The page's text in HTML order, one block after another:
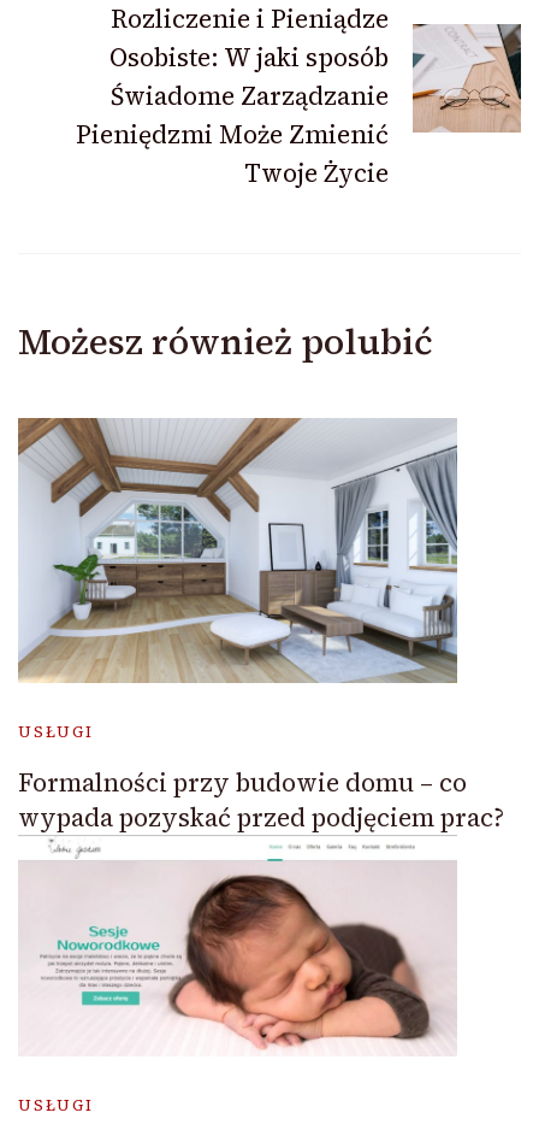
Rozliczenie i Pieniądze
Osobiste: W jaki sposób
Świadome Zarządzanie
Pieniędzmi Może Zmienić
Twoje Życie
Możesz również polubić
USŁUGI
Formalności przy budowie domu – co
wypada pozyskać przed podjęciem prac?
USŁUGI